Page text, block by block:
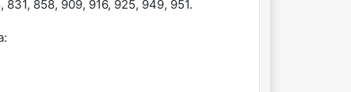
858, 909, 916, 925, 949, 951.